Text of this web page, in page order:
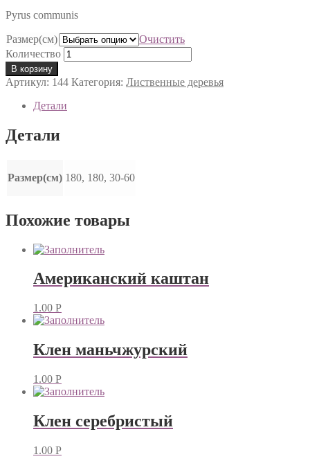
Pyrus communis
Размер(см)
Очистить
Количество
В корзину
Артикул: 144 Категория: Лиственные деревья
Детали
Детали
Размер(см) 180, 180, 30-60
Похожие товары
Американский каштан
1.00 Р
Клен маньчжурский
1.00 Р
Клен серебристый
1.00 Р